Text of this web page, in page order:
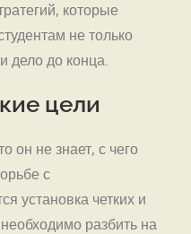
которые
не только
дело до конца.
цели
он не знает, с чего
с
установка четких и
разбить на